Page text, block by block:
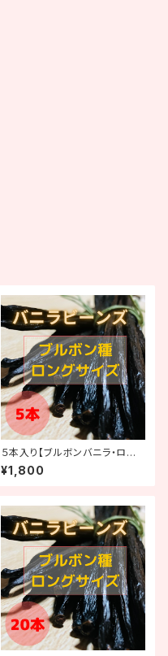
５本入り【ブルボンバニラ・ロン
グサイズ（16-17cm）】
¥1,800